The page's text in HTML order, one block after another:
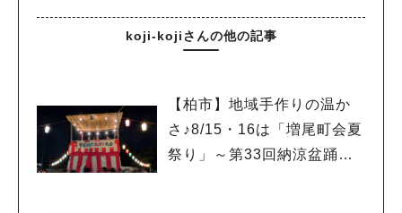
koji-kojiさんの他の記事
【柏市】地域手作りの温か
さ♪8/15・16は「増尾町会夏
祭り」～第33回納涼盆踊り